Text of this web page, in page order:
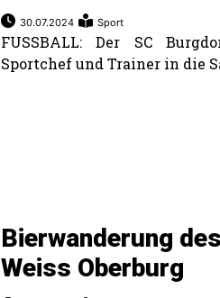
30.07.2024 Sport
FUSSBALL: Der SC
Sportchef und Trainer in die
Bierwanderung
Weiss Oberburg